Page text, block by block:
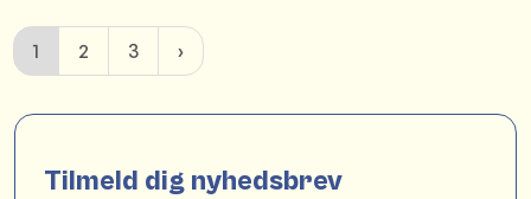
1 2 3
Tilmeld dig nyhedsbrev